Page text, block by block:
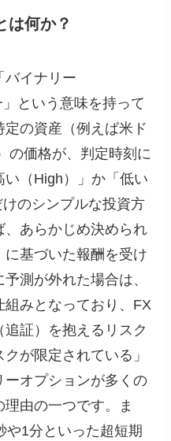
は何か？
バイナリー
」という意味を持って
の資産（例えば米ド
の価格が、判定時刻に
（High）」か「低い
けのシンプルな投資方
あらかじめ決められ
基づいた報酬を受け
測が外れた場合は、
みとなっており、FX
証）を抱えるリスク
が限定されている」
ーオプションが多くの
由の一つです。ま
や1分といった超短期